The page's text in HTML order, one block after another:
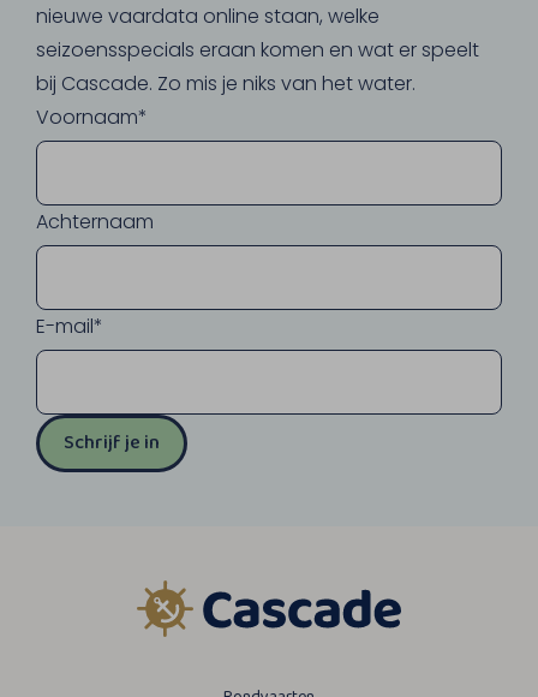
nieuwe vaardata online staan, welke
seizoensspecials eraan komen en wat er speelt
bij Cascade. Zo mis je niks van het water.
Voornaam*
Achternaam
E-mail*
Schrijf je in